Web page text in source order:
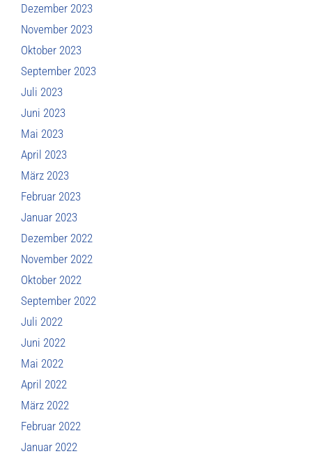
Dezember 2023
November 2023
Oktober 2023
September 2023
Juli 2023
Juni 2023
Mai 2023
April 2023
März 2023
Februar 2023
Januar 2023
Dezember 2022
November 2022
Oktober 2022
September 2022
Juli 2022
Juni 2022
Mai 2022
April 2022
März 2022
Februar 2022
Januar 2022